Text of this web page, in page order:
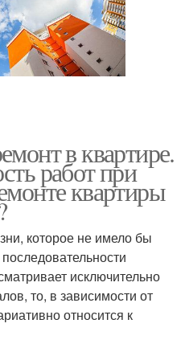
в квартире.
работ при
квартиры
которое не имело бы
исключительно
то, в зависимости от
относится к